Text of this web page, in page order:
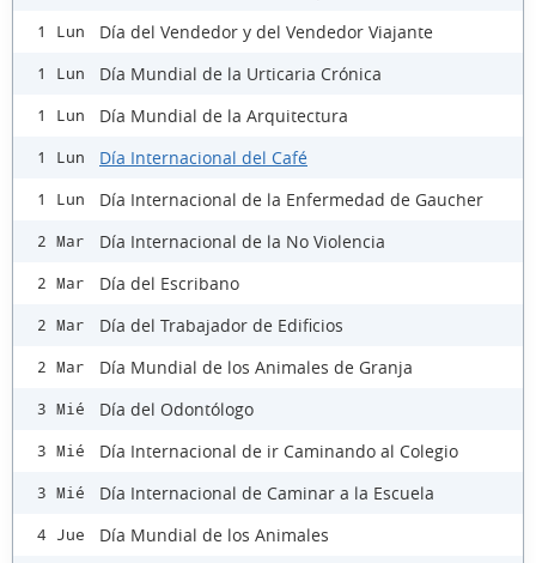
1 Lun Día del Vendedor y del Vendedor Viajante
1 Lun Día Mundial de la Urticaria Crónica
1 Lun Día Mundial de la Arquitectura
1 Lun Día Internacional del Café
1 Lun Día Internacional de la Enfermedad de Gaucher
2 Mar Día Internacional de la No Violencia
2 Mar Día del Escribano
2 Mar Día del Trabajador de Edificios
2 Mar Día Mundial de los Animales de Granja
3 Mié Día del Odontólogo
3 Mié Día Internacional de ir Caminando al Colegio
3 Mié Día Internacional de Caminar a la Escuela
4 Jue Día Mundial de los Animales